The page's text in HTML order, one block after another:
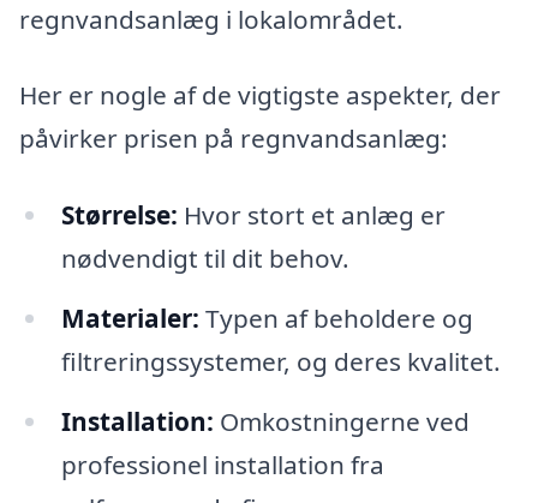
regnvandsanlæg i lokalområdet.
Her er nogle af de vigtigste aspekter, der
påvirker prisen på regnvandsanlæg:
Størrelse: Hvor stort et anlæg er
nødvendigt til dit behov.
Materialer: Typen af beholdere og
filtreringssystemer, og deres kvalitet.
Installation: Omkostningerne ved
professionel installation fra